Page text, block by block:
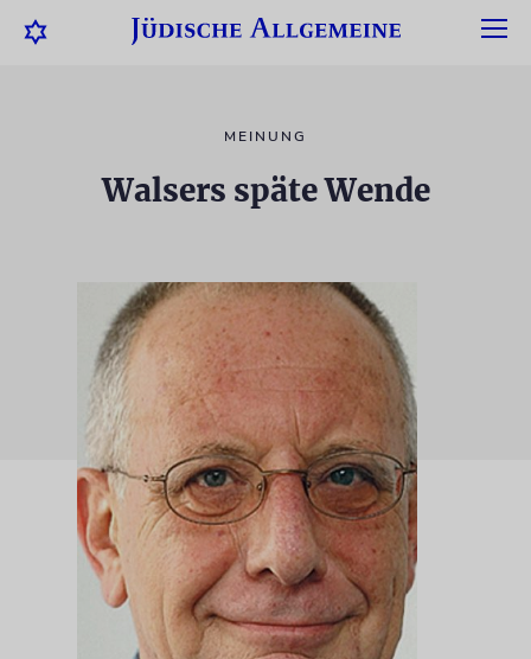
MEINUNG
Walsers späte Wende